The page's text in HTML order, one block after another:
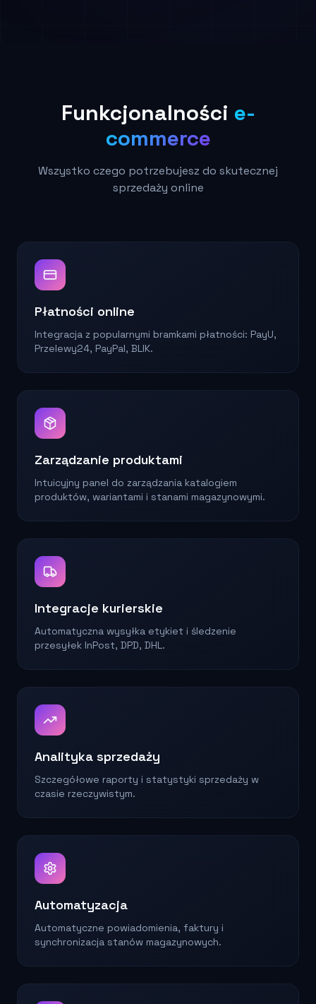
Funkcjonalności e-
commerce
Wszystko czego potrzebujesz do skutecznej
sprzedaży online
Płatności online
Integracja z popularnymi bramkami płatności: PayU,
Przelewy24, PayPal, BLIK.
Zarządzanie produktami
Intuicyjny panel do zarządzania katalogiem
produktów, wariantami i stanami magazynowymi.
Integracje kurierskie
Automatyczna wysyłka etykiet i śledzenie
przesyłek InPost, DPD, DHL.
Analityka sprzedaży
Szczegółowe raporty i statystyki sprzedaży w
czasie rzeczywistym.
Automatyzacja
Automatyczne powiadomienia, faktury i
synchronizacja stanów magazynowych.